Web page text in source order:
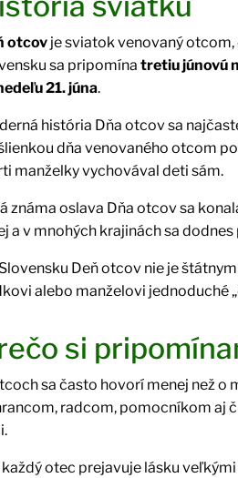
otcov je sviatok venovaný
sa pripomína tretiu júnovú
21. júna.
história Dňa otcov sa
dňa venovaného otcom
manželky vychovával deti sám.
známa oslava Dňa otcov sa
a v mnohých krajinách sa
Deň otcov nie je
alebo manželovi jednoduché
si
sa často hovorí menej než o
radcom, pomocníkom aj
každý otec prejavuje lásku